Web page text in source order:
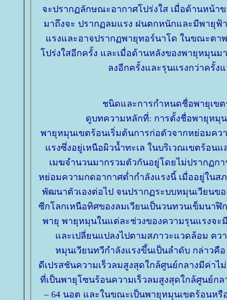
จะปรากฏลักษณะอากาศโปร่งใส เมื่อด้านหน้า
มาถึงจะ ปรากฏลมแรง ฝนตกหนักและมีพายุฟ้
รงและอาจปรากฏพายุทอร์นาโด ในขณะตาพ
ปร่งใสอีกครั้ง และเมื่อด้านหลังของพายุหมุนม
ลงอีกครั้งและรุนแรงกว่าครั้ง
ชนิดและการกำหนดชื่อพายุเข
ดูบทความหลักที่: การตั้งชื่อพายุหมุ
พายุหมุนเขตร้อนเริ่มต้นการก่อตัวจากหย่อมคว
รงซึ่งอยู่เหนือผิวน้ำทะเล ในบริเวณเขตร้อนแ
เมฆจำนวนมากรวมตัวกันอยู่โดยไม่ปรากฏก
หย่อมความกดอากาศต่ำกำลังแรงนี้ เมื่ออยู่ในส
พัฒนาตัวเองต่อไป จนปรากฏระบบหมุนเวียนข
ซีกโลกเหนือทิศของลมเวียนเป็นวนทวนเข็มนาฬิ
พายุ พายุหมุนในแต่ละช่วงของความรุนแรงจ
ละเปลี่ยนแปลงไปตามสภาวะแวดล้อม ควา
หมุนเวียนทวีกำลังแรงขึ้นเป็นลำดับ กล่าวคื
ดีเปรสชันความเร็วลมสูงสุดใกล้ศูนย์กลางมีค่าไ
ที่เป็นพายุโซนร้อนความเร็วลมสูงสุดใกล้ศูนย์กล
– 64 นอต และในขณะเป็นพายุหมุนเขตร้อนหรื